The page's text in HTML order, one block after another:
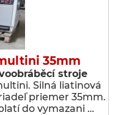
35mm
stroje
Silná liatinová
priemer 35mm.
do vymazani …